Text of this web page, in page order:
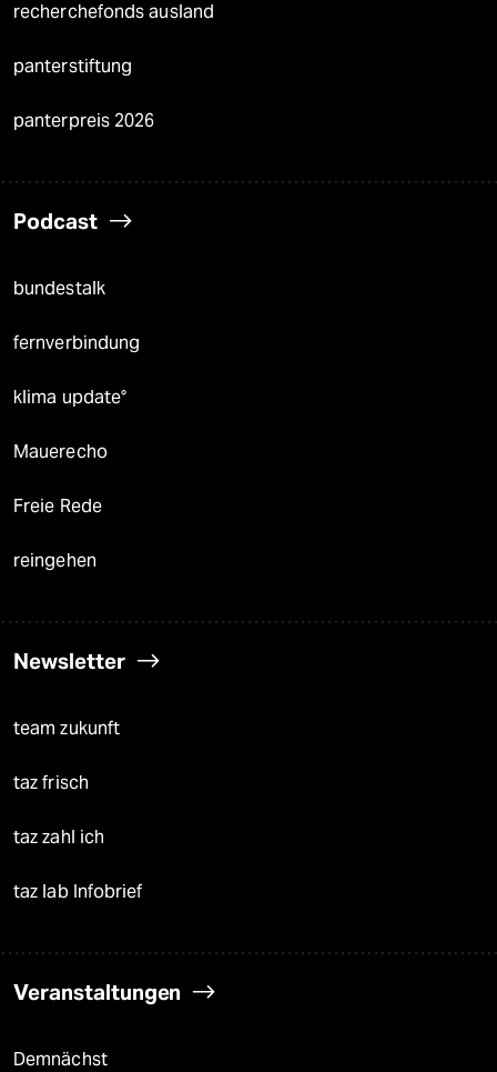
recherchefonds ausland
panterstiftung
panterpreis 2026
Podcast
bundestalk
fernverbindung
klima update°
Mauerecho
Freie Rede
reingehen
Newsletter
team zukunft
taz frisch
taz zahl ich
taz lab Infobrief
Veranstaltungen
Demnächst